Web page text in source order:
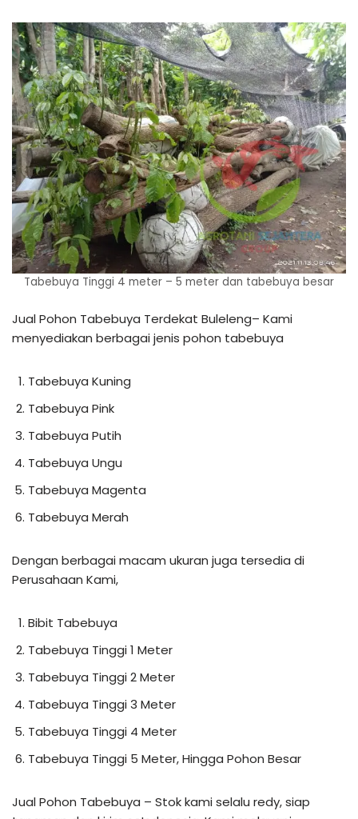
Tabebuya Tinggi 4 meter – 5 meter dan tabebuya besar
Jual Pohon Tabebuya Terdekat Buleleng– Kami
menyediakan berbagai jenis pohon tabebuya
Tabebuya Kuning
Tabebuya Pink
Tabebuya Putih
Tabebuya Ungu
Tabebuya Magenta
Tabebuya Merah
Dengan berbagai macam ukuran juga tersedia di
Perusahaan Kami,
Bibit Tabebuya
Tabebuya Tinggi 1 Meter
Tabebuya Tinggi 2 Meter
Tabebuya Tinggi 3 Meter
Tabebuya Tinggi 4 Meter
Tabebuya Tinggi 5 Meter, Hingga Pohon Besar
Jual Pohon Tabebuya – Stok kami selalu redy, siap